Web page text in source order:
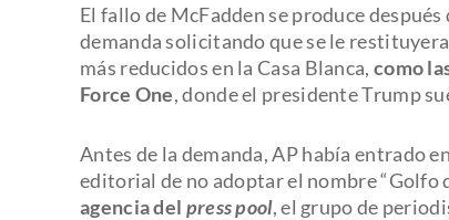
El fallo de McFadden se produce después
demanda solicitando que se le
más reducidos en la Casa Blanca, como
Force One, donde el presidente Trump
Antes de la demanda, AP había entrado
editorial de no adoptar el nombre “Golfo
agencia del press pool, el grupo de